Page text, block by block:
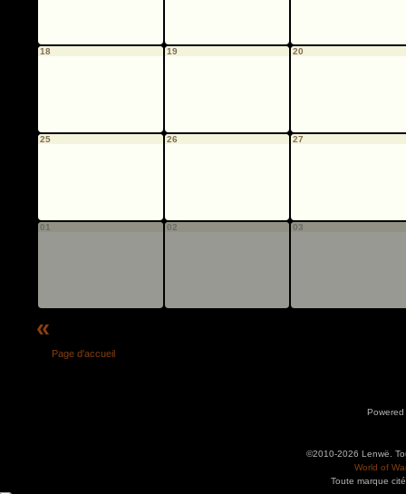
18 19 20
25 26 27
01 02 03
«
Page d'accueil
©2010-2026 Lenwë.
World of
Toute marque